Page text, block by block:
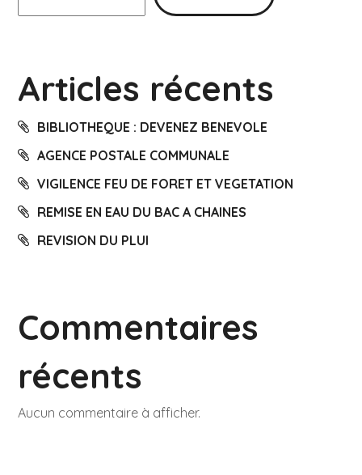
Articles récents
BIBLIOTHEQUE : DEVENEZ BENEVOLE
AGENCE POSTALE COMMUNALE
VIGILENCE FEU DE FORET ET VEGETATION
REMISE EN EAU DU BAC A CHAINES
REVISION DU PLUI
Commentaires
récents
Aucun commentaire à afficher.